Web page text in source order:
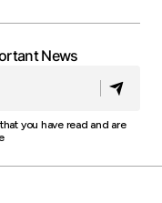
News
you have read and are